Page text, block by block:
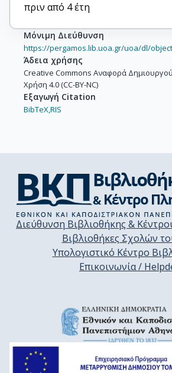
πριν από 4 έτη
Μόνιμη Διεύθυνση
https://pergamos.lib.uoa.gr/uoa/dl/
Άδεια χρήσης
Creative Commons Αναφορά
Χρήση 4.0 (CC-BY-NC)
Εξαγωγή Citation
BibTeX,RIS
Διεύθυνση Βιβλιοθήκης &
Βιβλιοθήκες Σχολών
Υπολογιστικό Κέντρο
Επικοινωνία /